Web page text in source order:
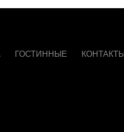
ГОСТИННЫЕ КОНТАКТЫ